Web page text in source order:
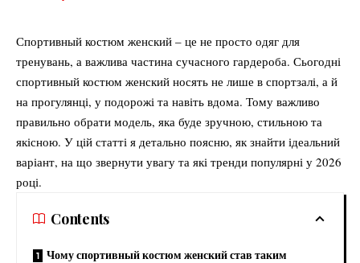
Спортивный костюм женский – це не просто одяг для
тренувань, а важлива частина сучасного гардероба. Сьогодні
спортивный костюм женский носять не лише в спортзалі, а й
на прогулянці, у подорожі та навіть вдома. Тому важливо
правильно обрати модель, яка буде зручною, стильною та
якісною. У цій статті я детально поясню, як знайти ідеальний
варіант, на що звернути увагу та які тренди популярні у 2026
році.
Contents
Чому спортивный костюм женский став таким